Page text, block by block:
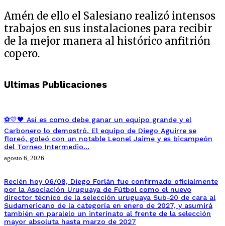
Amén de ello el Salesiano realizó intensos
trabajos en sus instalaciones para recibir
de la mejor manera al histórico anfitrión
copero.
Ultimas Publicaciones
⚽💛🖤 Así es como debe ganar un equipo grande y el
Carbonero lo demostró. El equipo de Diego Aguirre se
floreó, goleó con un notable Leonel Jaime y es bicampeón
del Torneo Intermedio…
agosto 6, 2026
Recién hoy 06/08, Diego Forlán fue confirmado oficialmente
por la Asociación Uruguaya de Fútbol como el nuevo
director técnico de la selección uruguaya Sub-20 de cara al
Sudamericano de la categoría en enero de 2027, y asumirá
también en paralelo un interinato al frente de la selección
mayor absoluta hasta marzo de 2027